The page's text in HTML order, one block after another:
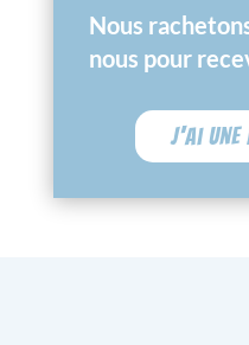
Nous
nous pour
J'ai une